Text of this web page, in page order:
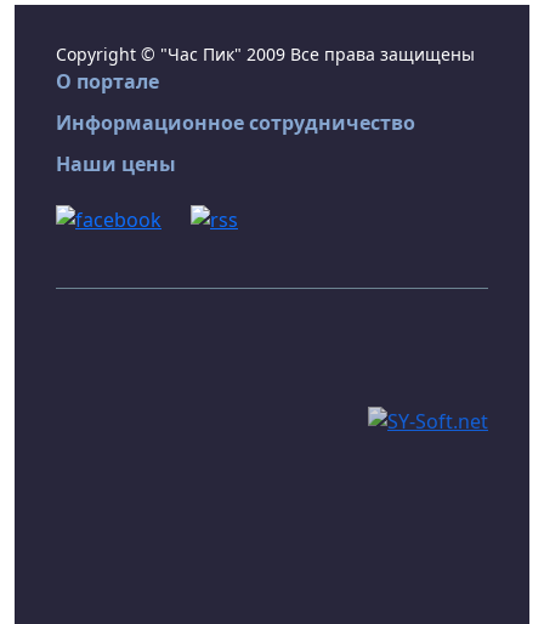
Copyright © "Час Пик" 2009 Все права защищены
О портале
Информационное сотрудничество
Наши цены